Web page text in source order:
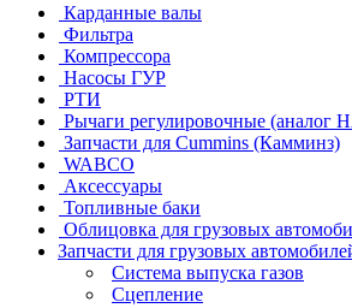
Карданные валы
Фильтра
Компрессора
Насосы ГУР
РТИ
Рычаги регулировочные (аналог
Запчасти для Cummins (Камминз)
WABCO
Аксессуары
Топливные баки
Облицовка для грузовых
Запчасти для грузовых
Система выпуска газов
Сцепление